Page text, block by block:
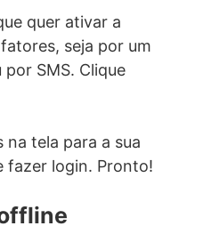
quer ativar a
seja por um
SMS. Clique
na tela para a sua
fazer login. Pronto!